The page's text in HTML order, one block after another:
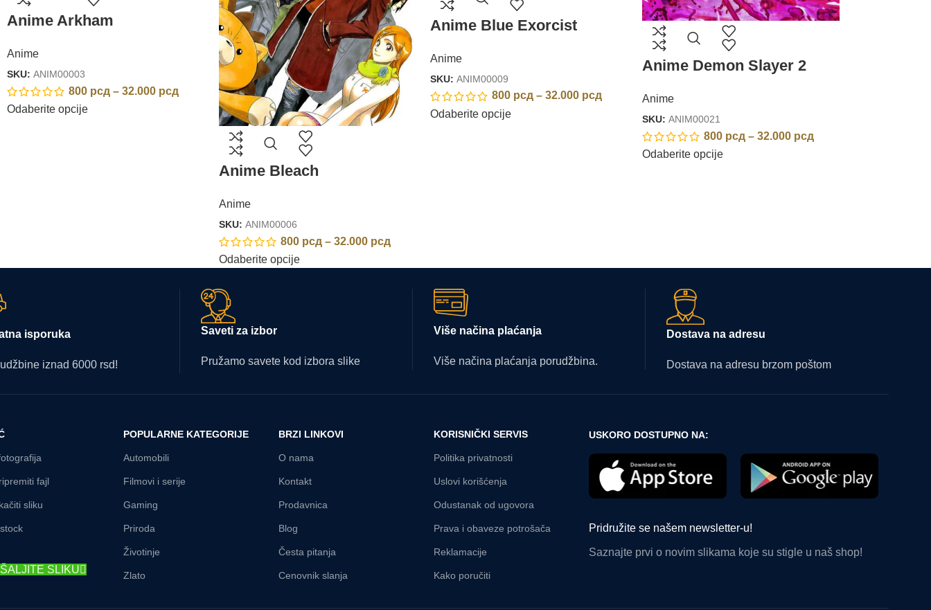
Anime Arkham
Anime
SKU: ANIM00003
800 рсд – 32.000 рсд
Odaberite opcije
Anime Bleach
Anime
SKU: ANIM00006
800 рсд – 32.000 рсд
Odaberite opcije
Anime Blue Exorcist
Anime
SKU: ANIM00009
800 рсд – 32.000 рсд
Odaberite opcije
Anime Demon Slayer 2
Anime
SKU: ANIM00021
800 рсд – 32.000 рсд
Odaberite opcije
isporuka
iznad 6000 rsd!
Saveti za izbor
Pružamo savete kod izbora slike
Više načina plaćanja
Više načina plaćanja porudžbina.
Dostava na adresu
Dostava na adresu brzom poštom
fajl
sliku
SLIKU
POPULARNE KATEGORIJE
Automobili
Filmovi i serije
Gaming
Priroda
Životinje
Zlato
BRZI LINKOVI
O nama
Kontakt
Prodavnica
Blog
Česta pitanja
Cenovnik slanja
KORISNIČKI SERVIS
Politika privatnosti
Uslovi korišćenja
Odustanak od ugovora
Prava i obaveze potrošača
Reklamacije
Kako poručiti
USKORO DOSTUPNO NA:
Pridružite se našem newsletter-u!
Saznajte prvi o novim slikama koje su stigle u naš shop!